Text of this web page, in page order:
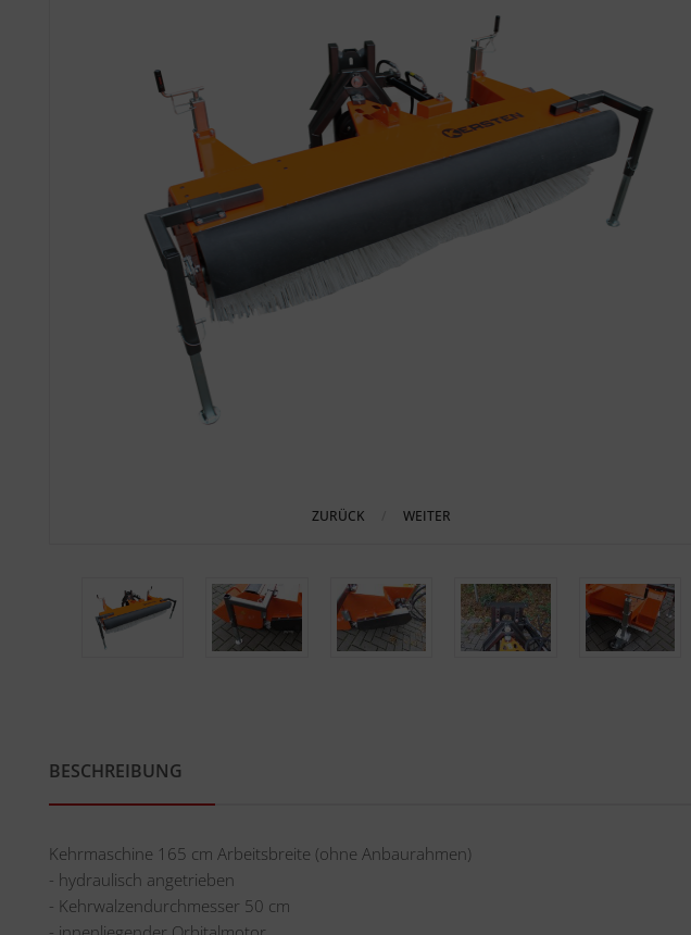
ZURÜCK WEITER
BESCHREIBUNG
Kehrmaschine 165 cm Arbeitsbreite (ohne Anbaurahmen)
- hydraulisch angetrieben
- Kehrwalzendurchmesser 50 cm